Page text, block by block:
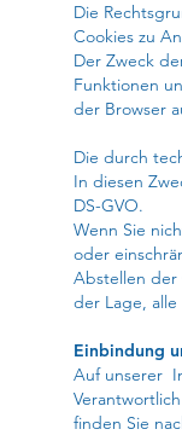
Die
Cookies zu
Der Zweck
Funktionen
der Browser
Die durch
In diesen
DS-GVO.
Wenn Sie
oder
Abstellen der
der Lage,
Einbindung
Auf unserer
finden Sie